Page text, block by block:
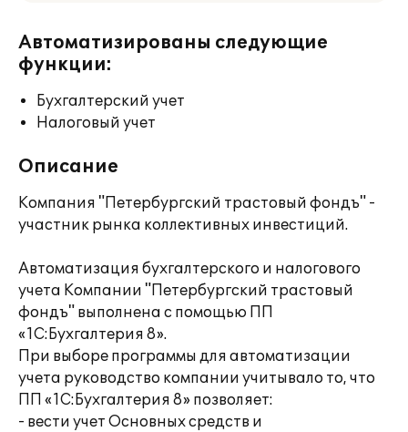
Автоматизированы следующие
функции:
Бухгалтерский учет
Налоговый учет
Описание
Компания "Петербургский трастовый фондъ" -
участник рынка коллективных инвестиций.
Автоматизация бухгалтерского и налогового
учета Компании "Петербургский трастовый
фондъ" выполнена с помощью ПП
«1С:Бухгалтерия 8».
При выборе программы для автоматизации
учета руководство компании учитывало то, что
ПП «1С:Бухгалтерия 8» позволяет:
- вести учет Основных средств и